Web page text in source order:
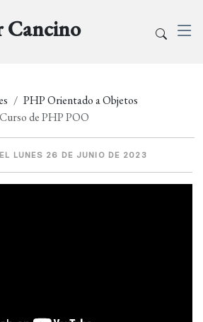
Cancino
PHP Orientado a Objetos
de PHP POO
LUNES 26 DE JUNIO DE 2023